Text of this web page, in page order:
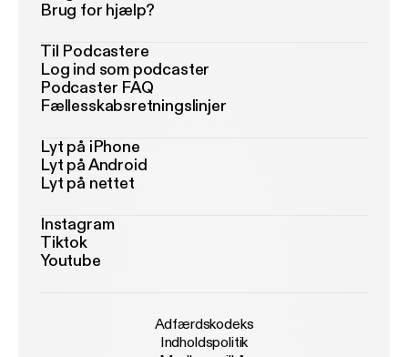
Brug for hjælp?
Til Podcastere
Log ind som podcaster
Podcaster FAQ
Fællesskabsretningslinjer
Lyt på iPhone
Lyt på Android
Lyt på nettet
Instagram
Tiktok
Youtube
Adfærdskodeks
Indholdspolitik